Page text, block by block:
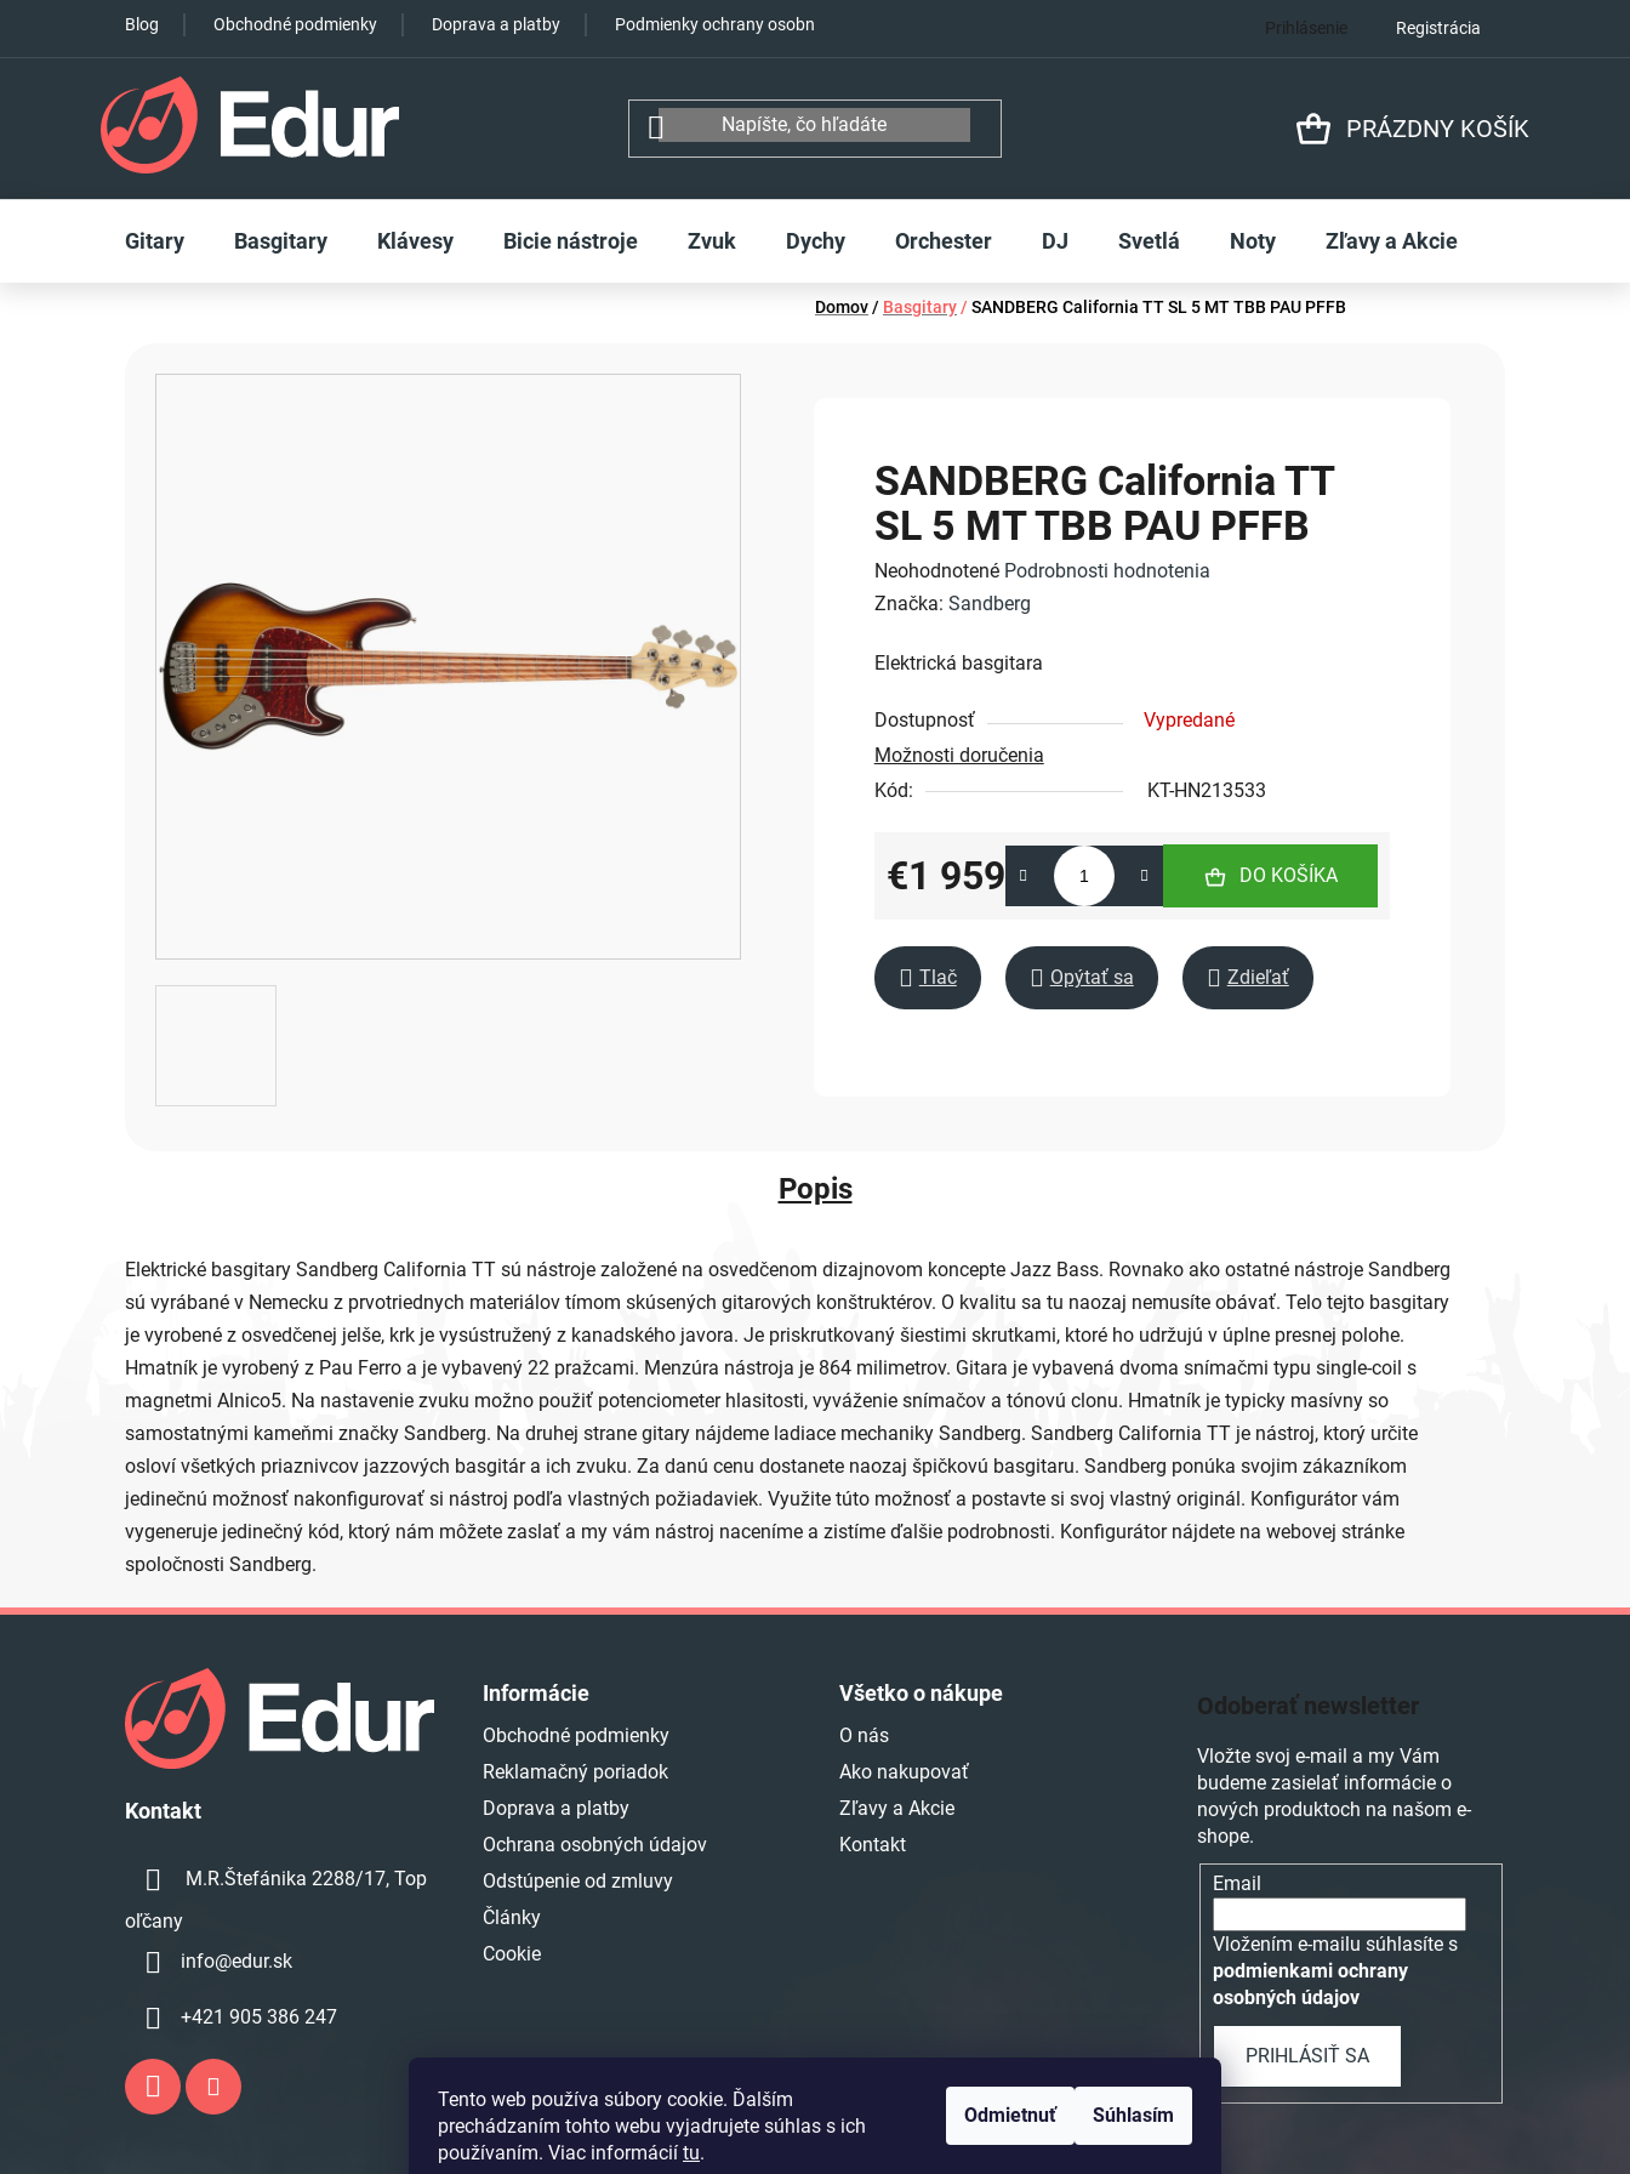
Tento web používa súbory cookie. Ďalším
prechádzaním tohto webu vyjadrujete súhlas s ich
používaním. Viac informácií tu.
Odmietnuť Súhlasím
obsah
Blog Obchodné podmienky Doprava a platby Podmienky ochrany osobných údajov Prihlásenie Registrácia
PRÁZDNY KOŠÍK
Gitary Basgitary Klávesy Bicie nástroje Zvuk Dychy Orchester DJ Svetlá Noty Zľavy a Akcie
Domov/ Basgitary / SANDBERG California TT SL 5 MT TBB PAU PFFB
SANDBERG California TT
SL 5 MT TBB PAU PFFB
Priemerné
hodnotenie
je
z
5
hviezdičiek.
Neohodnotené Podrobnosti hodnotenia
Značka: Sandberg
Elektrická basgitara
Dostupnosť
Vypredané
Možnosti doručenia
Kód:
KT-HN213533
€1 959
Jednotková cena:
DO KOŠÍKA
Tlač Opýtať sa Zdieľať
Popis
Elektrické basgitary Sandberg California TT sú nástroje založené na osvedčenom dizajnovom koncepte Jazz Bass. Rovnako ako ostatné nástroje Sandberg
sú vyrábané v Nemecku z prvotriednych materiálov tímom skúsených gitarových konštruktérov. O kvalitu sa tu naozaj nemusíte obávať. Telo tejto basgitary
je vyrobené z osvedčenej jelše, krk je vysústružený z kanadského javora. Je priskrutkovaný šiestimi skrutkami, ktoré ho udržujú v úplne presnej polohe.
Hmatník je vyrobený z Pau Ferro a je vybavený 22 pražcami. Menzúra nástroja je 864 milimetrov. Gitara je vybavená dvoma snímačmi typu single-coil s
magnetmi Alnico5. Na nastavenie zvuku možno použiť potenciometer hlasitosti, vyváženie snímačov a tónovú clonu. Hmatník je typicky masívny so
samostatnými kameňmi značky Sandberg. Na druhej strane gitary nájdeme ladiace mechaniky Sandberg. Sandberg California TT je nástroj, ktorý určite
osloví všetkých priaznivcov jazzových basgitár a ich zvuku. Za danú cenu dostanete naozaj špičkovú basgitaru. Sandberg ponúka svojim zákazníkom
jedinečnú možnosť nakonfigurovať si nástroj podľa vlastných požiadaviek. Využite túto možnosť a postavte si svoj vlastný originál. Konfigurátor vám
vygeneruje jedinečný kód, ktorý nám môžete zaslať a my vám nástroj naceníme a zistíme ďalšie podrobnosti. Konfigurátor nájdete na webovej stránke
spoločnosti Sandberg.
Kontakt
M.R.Štefánika 2288/17, Top
oľčany
info@edur.sk
+421 905 386 247
Informácie
Obchodné podmienky
Reklamačný poriadok
Doprava a platby
Ochrana osobných údajov
Odstúpenie od zmluvy
Články
Cookie
Všetko o nákupe
O nás
Ako nakupovať
Zľavy a Akcie
Kontakt
Odoberať newsletter
Vložte svoj e-mail a my Vám
budeme zasielať informácie o
nových produktoch na našom e-
shope.
Email
Vložením e-mailu súhlasíte s
podmienkami ochrany
osobných údajov
PRIHLÁSIŤ SA